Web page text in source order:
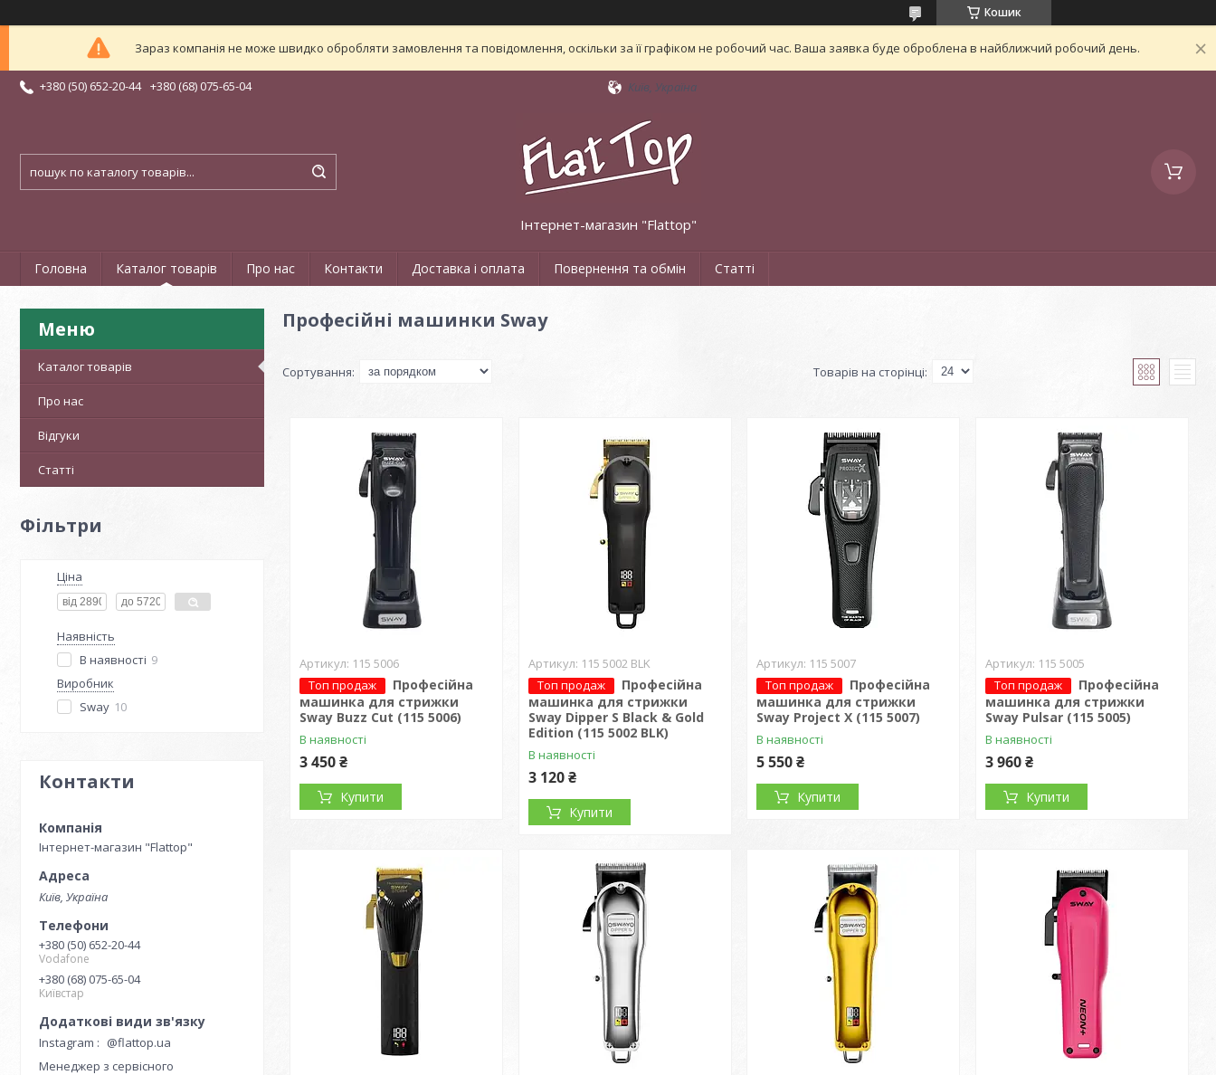
Кошик
Зараз компанія не може швидко обробляти замовлення та повідомлення, оскільки за її графіком не робочий час. Ваша заявка буде оброблена в найближчий робочий день.
+380 (50) 652-20-44 +380 (68) 075-65-04 Київ, Україна
Інтернет-магазин "Flattop"
Головна Каталог товарів Про нас Контакти Доставка і оплата Повернення та обмін Статті
Каталог товарів
Про нас
Відгуки
Статті
Фільтри
Ціна
Наявність
В наявності 9
Виробник
Sway 10
Контакти
Інтернет-магазин "Flattop"
Київ, Україна
+380 (50) 652-20-44
Vodafone
+380 (68) 075-65-04
Київстар
Instagram
@flattop.ua
Менеджер з сервісного
Професійні машинки Sway
115 5006
Топ продаж
Професійна
машинка для стрижки
Sway Buzz Cut (115 5006)
В наявності
3 450 ₴
Купити
115 5002 BLK
Топ продаж
Професійна
машинка для стрижки
Sway Dipper S Black & Gold
Edition (115 5002 BLK)
В наявності
3 120 ₴
Купити
115 5007
Топ продаж
Професійна
машинка для стрижки
Sway Project X (115 5007)
В наявності
5 550 ₴
Купити
115 5005
Топ продаж
Професійна
машинка для стрижки
Sway Pulsar (115 5005)
В наявності
3 960 ₴
Купити